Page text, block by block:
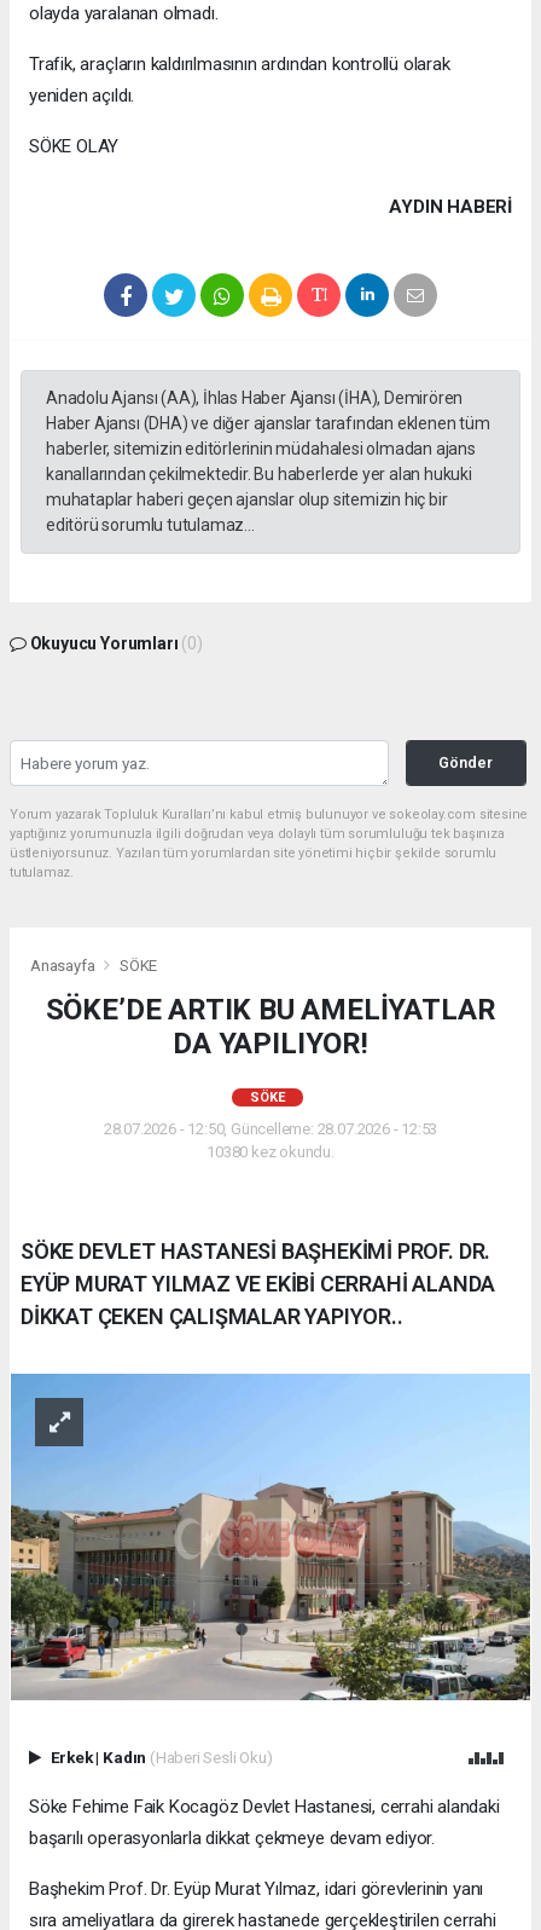
olayda yaralanan olmadı.
Trafik, araçların kaldırılmasının ardından kontrollü olarak
yeniden açıldı.
SÖKE OLAY
AYDIN HABERİ
Anadolu Ajansı (AA), İhlas Haber Ajansı (İHA), Demirören
Haber Ajansı (DHA) ve diğer ajanslar tarafından eklenen tüm
haberler, sitemizin editörlerinin müdahalesi olmadan ajans
kanallarından çekilmektedir. Bu haberlerde yer alan hukuki
muhataplar haberi geçen ajanslar olup sitemizin hiç bir
editörü sorumlu tutulamaz...
Okuyucu Yorumları (0)
Gönder
Yorum yazarak Topluluk Kuralları’nı kabul etmiş bulunuyor ve sokeolay.com sitesine
yaptığınız yorumunuzla ilgili doğrudan veya dolaylı tüm sorumluluğu tek başınıza
üstleniyorsunuz. Yazılan tüm yorumlardan site yönetimi hiçbir şekilde sorumlu
tutulamaz.
Anasayfa SÖKE
SÖKE’DE ARTIK BU AMELİYATLAR
DA YAPILIYOR!
SÖKE
28.07.2026 - 12:50, Güncelleme: 28.07.2026 - 12:53
10380 kez okundu.
SÖKE DEVLET HASTANESİ BAŞHEKİMİ PROF. DR.
EYÜP MURAT YILMAZ VE EKİBİ CERRAHİ ALANDA
DİKKAT ÇEKEN ÇALIŞMALAR YAPIYOR..
Erkek| Kadın (Haberi Sesli Oku)
Söke Fehime Faik Kocagöz Devlet Hastanesi, cerrahi alandaki
başarılı operasyonlarla dikkat çekmeye devam ediyor.
Başhekim Prof. Dr. Eyüp Murat Yılmaz, idari görevlerinin yanı
sıra ameliyatlara da girerek hastanede gerçekleştirilen cerrahi